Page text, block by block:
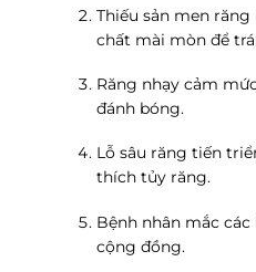
Thiếu sản men răng
chất mài mòn để
Răng nhạy cảm
đánh bóng.
Lỗ sâu răng tiến
thích tủy răng.
Bệnh nhân mắc
cộng đồng.